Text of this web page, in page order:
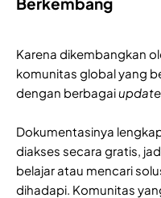
Karena dikembangkan
komunitas global yang
dengan berbagaiupdate
Dokumentasinya
diakses secara gratis,
belajar atau mencari
dihadapi. Komunitas